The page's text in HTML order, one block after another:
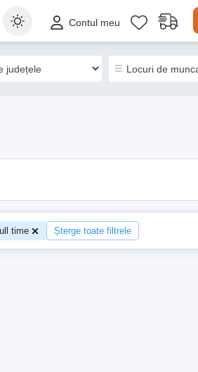
Contul meu
time Șterge toate filtrele